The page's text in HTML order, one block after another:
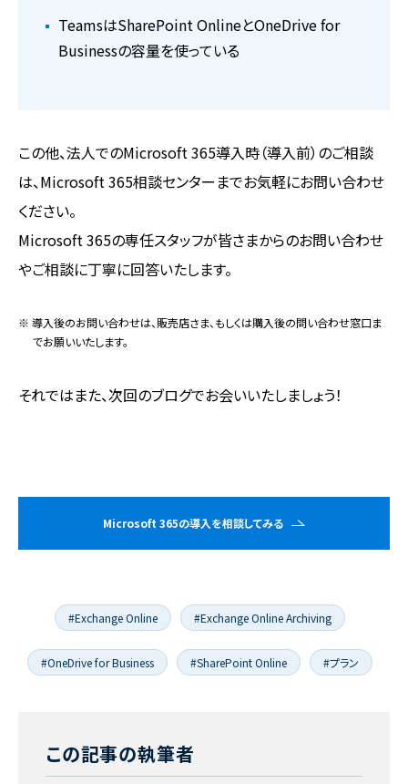
TeamsはSharePoint OnlineとOneDrive for
Businessの容量を使っている
この他、法人でのMicrosoft 365導入時（導入前）のご相談
は、Microsoft 365相談センターまでお気軽にお問い合わせ
ください。
Microsoft 365の専任スタッフが皆さまからのお問い合わせ
やご相談に丁寧に回答いたします。
※ 導入後のお問い合わせは、販売店さま、もしくは購入後の問い合わせ窓口ま
でお願いいたします。
それではまた、次回のブログでお会いいたしましょう！
Microsoft 365の導入を相談してみる
#Exchange Online #Exchange Online Archiving
#OneDrive for Business #SharePoint Online #プラン
この記事の執筆者